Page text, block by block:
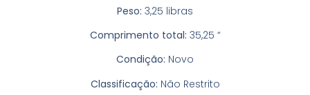
Peso: 3,25 libras
Comprimento total: 35,25 “
Condição: Novo
Classificação: Não Restrito